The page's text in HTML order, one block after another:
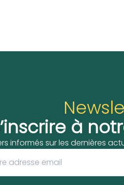
à
informés sur les dernières